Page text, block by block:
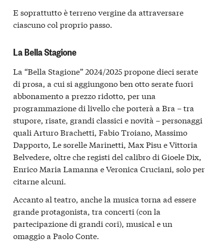
E soprattutto è terreno vergine da attraversare
ciascuno col proprio passo.
La Bella Stagione
La “Bella Stagione” 2024/2025 propone dieci serate
di prosa, a cui si aggiungono ben otto serate fuori
abbonamento a prezzo ridotto, per una
programmazione di livello che porterà a Bra – tra
stupore, risate, grandi classici e novità – personaggi
quali Arturo Brachetti, Fabio Troiano, Massimo
Dapporto, Le sorelle Marinetti, Max Pisu e Vittoria
Belvedere, oltre che registi del calibro di Gioele Dix,
Enrico Maria Lamanna e Veronica Cruciani, solo per
citarne alcuni.
Accanto al teatro, anche la musica torna ad essere
grande protagonista, tra concerti (con la
partecipazione di grandi cori), musical e un
omaggio a Paolo Conte.